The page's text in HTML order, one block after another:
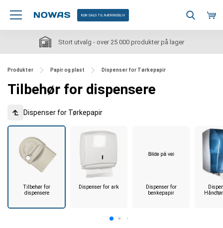
KUN SALG TIL NÆRINGSLIV
Stort utvalg - over 25 000 produkter på lager
Produkter Papir og plast Dispenser for Tørkepapir
Tilbehør for dispensere
Dispenser for Tørkepapir
Tilbehør for
dispensere
Dispenser for ark
Dispenser for
benkepapir